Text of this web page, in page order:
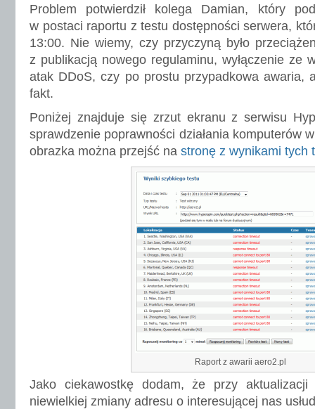
Problem potwierdził kolega Damian, który
w postaci raportu z testu dostępności serwera,
13:00. Nie wiemy, czy przyczyną było
z publikacją nowego regulaminu, wyłączenie ze
atak DDoS, czy po prostu przypadkowa awaria,
fakt.
Poniżej znajduje się zrzut ekranu z serwisu
sprawdzenie poprawności działania komputerów
obrazka można przejść na stronę z wynikami tych
Raport z awarii aero2.pl
Jako ciekawostkę dodam, że przy aktualizacji
niewielkiej zmiany adresu o interesującej nas